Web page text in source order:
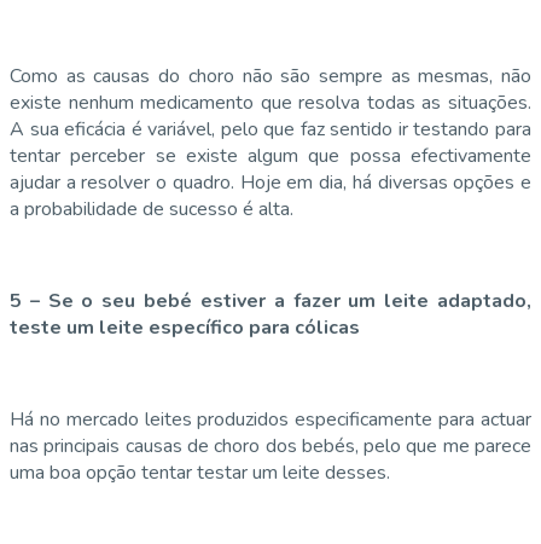
Como as causas do choro não são sempre as mesmas, não
existe nenhum medicamento que resolva todas as situações.
A sua eficácia é variável, pelo que faz sentido ir testando para
tentar perceber se existe algum que possa efectivamente
ajudar a resolver o quadro. Hoje em dia, há diversas opções e
a probabilidade de sucesso é alta.
5 – Se o seu bebé estiver a fazer um leite adaptado,
teste um leite específico para cólicas
Há no mercado leites produzidos especificamente para actuar
nas principais causas de choro dos bebés, pelo que me parece
uma boa opção tentar testar um leite desses.